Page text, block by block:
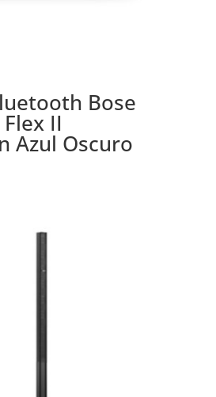
Bose
II
Azul Oscuro